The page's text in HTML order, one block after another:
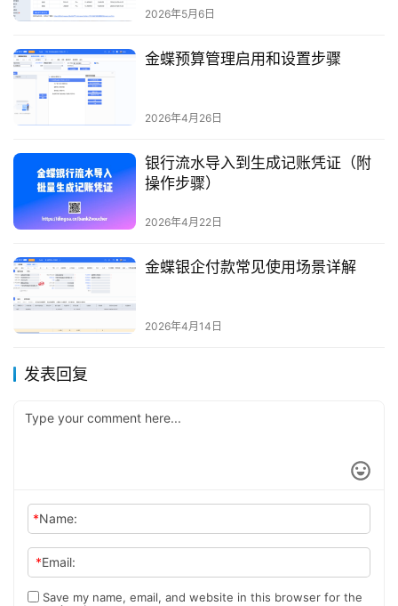
2026年5月6日
金蝶预算管理启用和设置步骤
2026年4月26日
银行流水导入到生成记账凭证（附
操作步骤）
2026年4月22日
金蝶银企付款常见使用场景详解
2026年4月14日
发表回复
*Name:
*Email:
Save my name, email, and website in this browser for the